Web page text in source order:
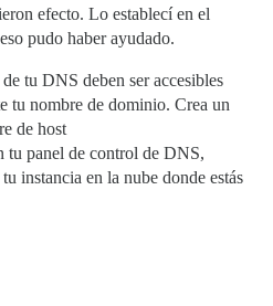
efecto. Lo establecí en el
pudo haber ayudado.
tu DNS deben ser accesibles
tu nombre de dominio. Crea un
de host
tu panel de control de DNS,
instancia en la nube donde estás